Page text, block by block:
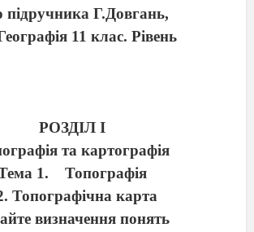
підручника Г.Довгань,
11 клас. Рівень
РОЗДІЛ І
та картографія
1.
Топографія
Топографічна карта
визначення понять